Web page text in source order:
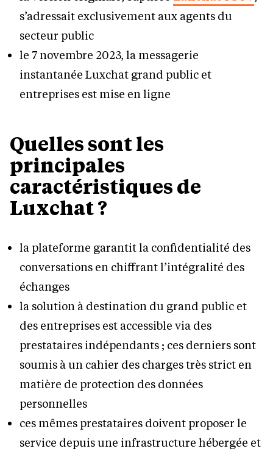
s’adressait exclusivement aux agents du
secteur public
le 7 novembre 2023, la messagerie
instantanée Luxchat grand public et
entreprises est mise en ligne
Quelles sont les
principales
caractéristiques de
Luxchat ?
la plateforme garantit la confidentialité des
conversations en chiffrant l’intégralité des
échanges
la solution à destination du grand public et
des entreprises est accessible via des
prestataires indépendants ; ces derniers sont
soumis à un cahier des charges très strict en
matière de protection des données
personnelles
ces mêmes prestataires doivent proposer le
service depuis une infrastructure hébergée et